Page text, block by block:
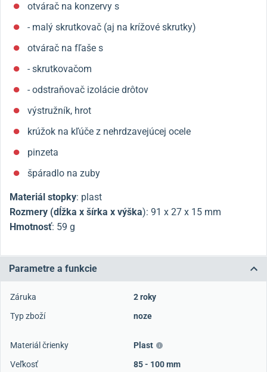
otvárač na konzervy s
- malý skrutkovač (aj na krížové skrutky)
otvárač na fľaše s
- skrutkovačom
- odstraňovač izolácie drôtov
výstružník, hrot
krúžok na kľúče z nehrdzavejúcej ocele
pinzeta
špáradlo na zuby
Materiál stopky: plast
Rozmery (dĺžka x šírka x výška): 91 x 27 x 15 mm
Hmotnosť: 59 g
Parametre a funkcie
Záruka
2 roky
Typ zboží
noze
Materiál črienky
Plast
Veľkosť
85 - 100 mm